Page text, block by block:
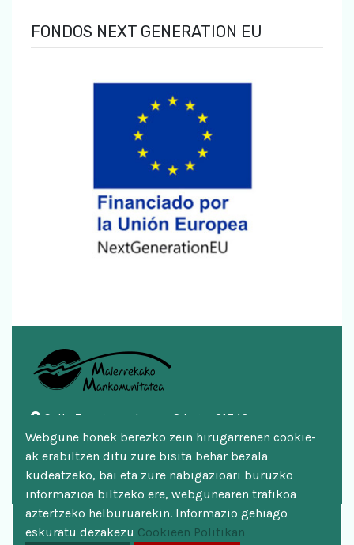
FONDOS NEXT GENERATION EU
Calle Zazpigurutze nº 2 bajo, 31740
Doneztebe/Santesteban
948 451 746 | 948 451 669
mankomunitatea@malerreka.eus
Aviso legal
Webgune honek berezko zein hirugarrenen cookie-
ak erabiltzen ditu zure bisita behar bezala
kudeatzeko, bai eta zure nabigazioari buruzko
informazioa biltzeko ere, webgunearen trafikoa
aztertzeko helburuarekin. Informazio gehiago
eskuratu dezakezu Cookieen Politikan